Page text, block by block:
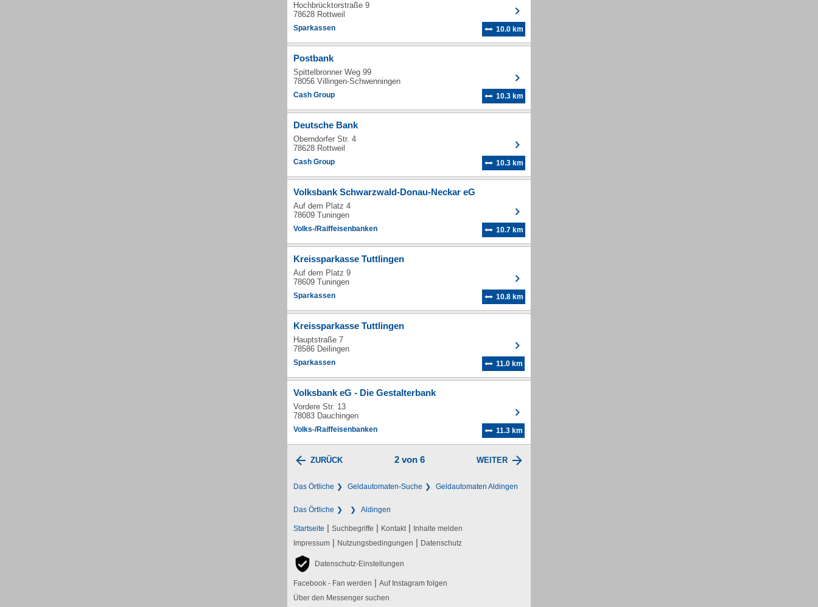
Hochbrücktorstraße 9
78628 Rottweil
Sparkassen 10.0 km
Postbank
Spittelbronner Weg 99
78056 Villingen-Schwenningen
Cash Group 10.3 km
Deutsche Bank
Oberndorfer Str. 4
78628 Rottweil
Cash Group 10.3 km
Volksbank Schwarzwald-Donau-Neckar eG
Auf dem Platz 4
78609 Tuningen
Volks-/Raiffeisenbanken 10.7 km
Kreissparkasse Tuttlingen
Auf dem Platz 9
78609 Tuningen
Sparkassen 10.8 km
Kreissparkasse Tuttlingen
Hauptstraße 7
78586 Deilingen
Sparkassen 11.0 km
Volksbank eG - Die Gestalterbank
Vordere Str. 13
78083 Dauchingen
Volks-/Raiffeisenbanken 11.3 km
ZURÜCK 2 von 6 WEITER
Das Örtliche Geldautomaten-Suche Geldautomaten Aldingen
Das Örtliche Aldingen
Startseite | Suchbegriffe | Kontakt | Inhalte melden
Impressum | Nutzungsbedingungen | Datenschutz
Datenschutz-Einstellungen
Facebook - Fan werden | Auf Instagram folgen
Über den Messenger suchen